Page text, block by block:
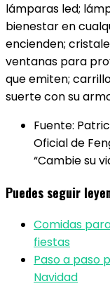
lámparas led;
bienestar en
encienden;
ventanas para
que emiten;
suerte con su
Fuente:
Oficial de
“Cambie su
Puedes seguir
Comidas
fiestas
Paso a paso
Navidad